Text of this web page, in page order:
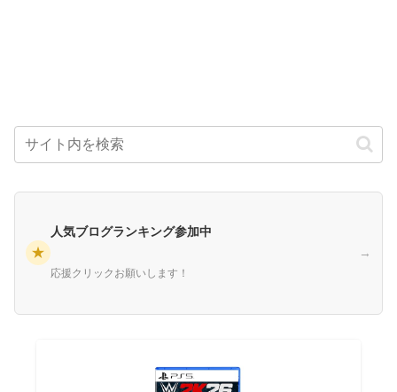
★
人気ブログランキング参加中
応援クリックお願いします！
→